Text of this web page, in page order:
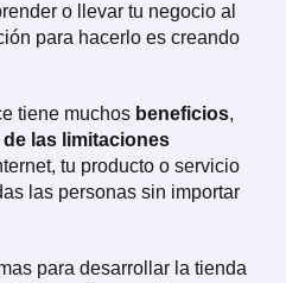
o llevar tu negocio al
para hacerlo es creando
tiene muchos beneficios,
las limitaciones
tu producto o servicio
las personas sin importar
para desarrollar la tienda